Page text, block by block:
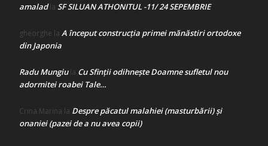
amaladla SF SILUAN ATHONITUL -11/ 24 SEPEMBRIE
gheorghe la A început construcţia primei mănăstiri ortodoxe
din Japonia
Radu Mungiula Cu Sfinții odihnește Doamne sufletul nou
adormitei roabei Tale…
Crina Marina la Despre păcatul malahiei (masturbării) şi
onaniei (pazei de a nu avea copii)